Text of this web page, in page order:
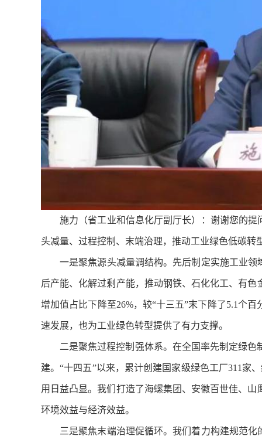
施力（省工业和信息化厅副厅长）：谢谢您的
头减量、过程控制、末端治理，推动工业绿色低碳转
一是聚焦源头减量调结构。先后制定实施工业
后产能、化解过剩产能，推动钢铁、石化化工、有
增加值占比下降至26%，较“十三五”末下降了5.1个
速发展，也为工业绿色转型提供了有力支撑。
二是聚焦过程控制强体系。在全国率先制定绿
建。“十四五”以来，累计创建国家级绿色工厂311家
用日益凸显。我们打造了海螺集团、安徽百世佳、
环境效益与经济效益。
三是聚焦末端治理促循环。我们着力构建规范